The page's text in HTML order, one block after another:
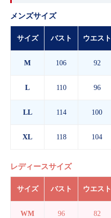
メンズサイズ
サイズ バスト ウエスト
M 106 92
L 110 96
LL 114 100
XL 118 104
レディースサイズ
サイズ バスト ウエスト
WM 96 82